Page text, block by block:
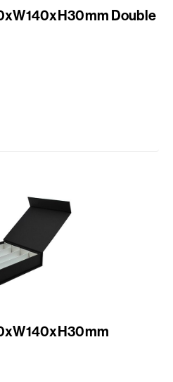
Double